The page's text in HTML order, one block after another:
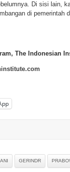
Di sisi lain,
di pemerintah
The Indonesian
GERINDR